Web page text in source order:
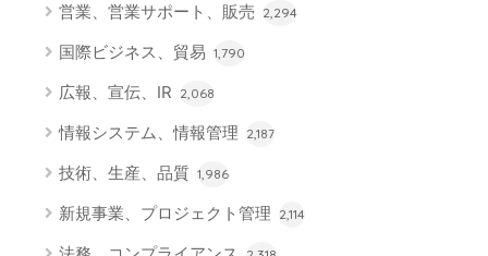
営業、営業サポート、販売 2,294
国際ビジネス、貿易 1,790
広報、宣伝、IR 2,068
情報システム、情報管理 2,187
技術、生産、品質 1,986
新規事業、プロジェクト管理 2,114